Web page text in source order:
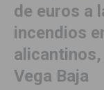
de euros a
incendios
Vega Baja